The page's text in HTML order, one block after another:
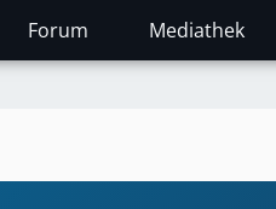
Forum Mediathek